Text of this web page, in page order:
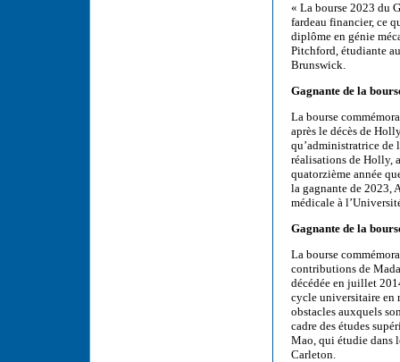
« La bourse 2023 du
fardeau financier, ce
diplôme en génie
Pitchford, étudiante
Brunswick.
Gagnante de la
La bourse
après le décès de
qu’administratrice de
réalisations de Holly,
quatorzième année
la gagnante de 2023,
médicale à
Gagnante de la
La bourse
contributions de
décédée en juillet
cycle universitaire en
obstacles auxquels
cadre des études
Mao, qui étudie dans
Carleton.